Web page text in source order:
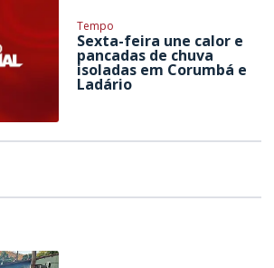
Tempo
Sexta-feira une calor e
pancadas de chuva
isoladas em Corumbá e
Ladário